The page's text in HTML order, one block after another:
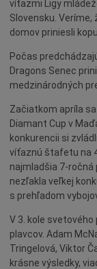
Mestský úrad
Projekty
Otázky a
Napísali o nás
Osobnosti
História
Ocenenia
Voľby
Šport
Naše školy
Seniori
Partnerské
víťazmi Ligy
Slovensku.
domov priniesli
Počas
Dragons Senec
medzinárodných
Začiatkom apríla
Diamant Cup v
konkurencii si
víťaznú štafetu na
najmladšia 7-ročná
nezľakla veľkej
s prehľadom
V 3. kole
plavcov. Adam
Tringelová, Viktor
krásne výsledky,